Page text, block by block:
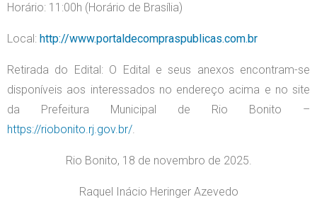
Horário: 11:00h (Horário de Brasília)
Local: http://www.portaldecompraspublicas.com.br
Retirada do Edital: O Edital e seus anexos encontram-se
disponíveis aos interessados no endereço acima e no site
da Prefeitura Municipal de Rio Bonito –
https://riobonito.rj.gov.br/.
Rio Bonito, 18 de novembro de 2025.
Raquel Inácio Heringer Azevedo